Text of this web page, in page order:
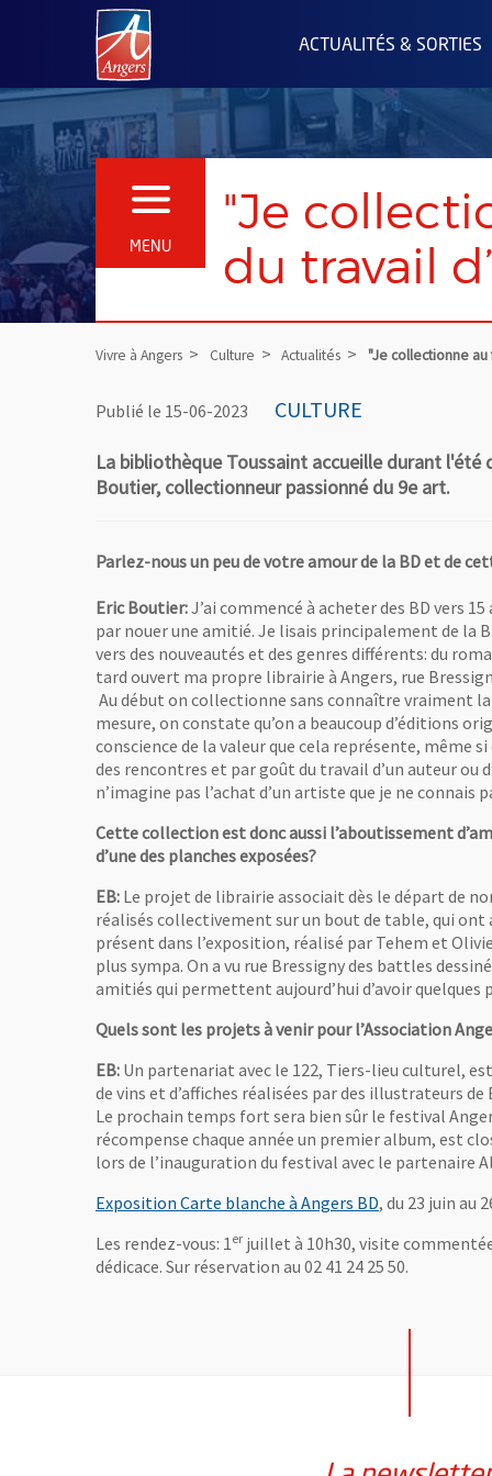
Angers.fr : Retour à l'accueil
ACTUALITÉS & SORTIES
MENU
OUVRIR LE MENU
"Je
du travail
Vivre à Angers Culture Actualités "Je collectionne au
Publié le 15-06-2023 CULTURE
La bibliothèque Toussaint accueille durant
Boutier, collectionneur passionné du 9e art.
Parlez-nous un peu de votre amour de la BD et de
Eric Boutier:J’ai commencé à acheter des BD vers
par nouer une amitié. Je lisais principalement de la
vers des nouveautés et des genres différents: du
tard ouvert ma propre librairie à Angers, rue
Au début on collectionne sans connaître vraiment la
mesure, on constate qu’on a beaucoup d’éditions
conscience de la valeur que cela représente, même
des rencontres et par goût du travail d’un auteur
n’imagine pas l’achat d’un artiste que je ne connais
Cette collection est donc aussi l’aboutissement
d’une des planches exposées?
EB: Le projet de librairie associait dès le départ de
réalisés collectivement sur un bout de table, qui ont
présent dans l’exposition, réalisé par Tehem et
plus sympa. On a vu rue Bressigny des battles
amitiés qui permettent aujourd’hui d’avoir quelques
Quels sont les projets à venir pour l’Association
EB: Un partenariat avec le 122, Tiers-lieu culturel,
de vins et d’affiches réalisées par des illustrateurs de
Le prochain temps fort sera bien sûr le festival
récompense chaque année un premier album, est
lors de l’inauguration du festival avec le partenaire
Exposition Carte blanche à Angers BD, du 23 juin au
Les rendez-vous: 1er juillet à 10h30, visite
dédicace. Sur réservation au 02 41 24 25 50.